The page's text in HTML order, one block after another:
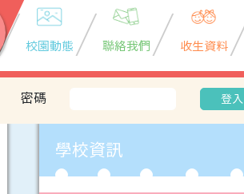
校園動態 聯絡我們 收生資料
密碼 登入
學校資訊